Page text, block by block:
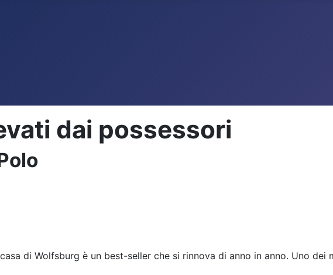
dai possessori
di Wolfsburg è un best-seller che si rinnova di anno in anno. Uno